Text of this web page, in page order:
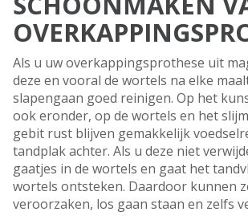
Als u uw overkappingsprothese uit
deze en vooral de wortels na elke
slapengaan goed reinigen. Op het
ook eronder, op de wortels en het
gebit rust blijven gemakkelijk
tandplak achter. Als u deze niet
gaatjes in de wortels en gaat het
wortels ontsteken. Daardoor kunnen
veroorzaken, los gaan staan en zelfs